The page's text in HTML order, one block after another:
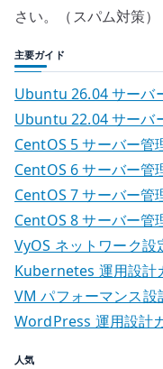
さい。（スパム対策）
主要ガイド
Ubuntu 26.04 サーバ
Ubuntu 22.04 サーバ
CentOS 5 サーバー管
CentOS 6 サーバー管
CentOS 7 サーバー管
CentOS 8 サーバー管
VyOS ネットワーク設
Kubernetes 運用設計
VM パフォーマンス設
WordPress 運用設計
人気